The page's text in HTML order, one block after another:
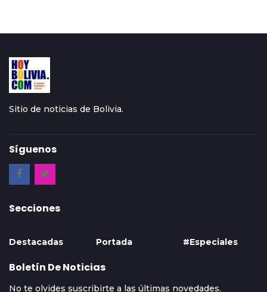
Sitio de noticias de Bolivia.
Síguenos
Secciones
Destacadas Portada #Especiales
Boletín De Noticias
No te olvides suscribirte a las últimas novedades.